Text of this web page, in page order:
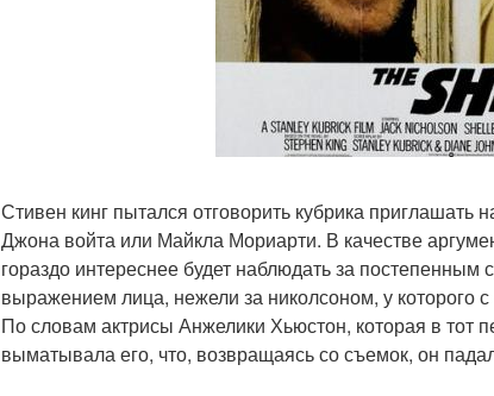
Стивен кинг пытался отговорить кубрика
Джона войта или Майкла Мориарти. В качестве
гораздо интереснее будет наблюдать за
выражением лица, нежели за николсоном, у которого
По словам актрисы Анжелики Хьюстон, которая в тот
выматывала его, что, возвращаясь со съемок, он